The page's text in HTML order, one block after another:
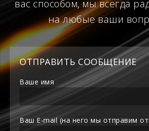
вас способом, мы всегда
на любые ваши
ОТПРАВИТЬ СООБЩЕНИЕ
Ваше имя
Ваш E-mail (на него мы отправим